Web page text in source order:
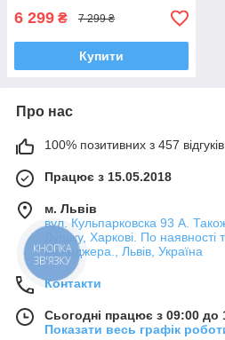
6 299 ₴ 7 299 ₴
Купити
Про нас
100% позитивних з 457 відгуків
Працює з 15.05.2018
м. Львів
вул. Кульпарковска 93 А.
Луцьку, Харкові. По наявності
менеджера., Львів, Україна
Контакти
Сьогодні працює з 09:00 до
Показати весь графік
КНОПКА
ЗВ'ЯЗКУ